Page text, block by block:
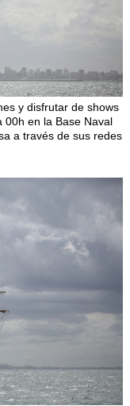
y disfrutar de shows
00h en la Base Naval
a través de sus redes